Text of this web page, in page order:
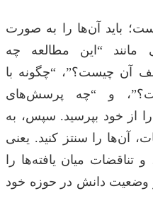
باید آن‌ها را به صورت
مانند “این مطالعه چه
آن چیست؟”، “چگونه با
و “چه پرسش‌های
از خود بپرسید. سپس، به
آن‌ها را سنتز کنید. یعنی
تناقضات میان یافته‌ها را
وضعیت دانش در حوزه خود